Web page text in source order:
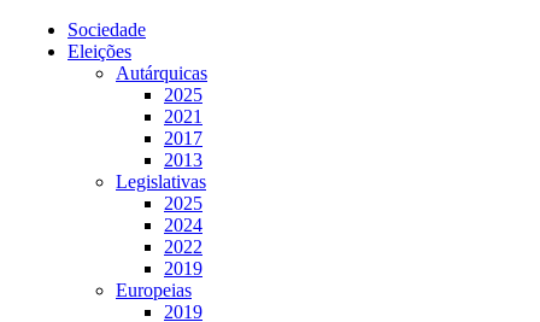
Sociedade
Eleições
Autárquicas
2025
2021
2017
2013
Legislativas
2025
2024
2022
2019
Europeias
2019